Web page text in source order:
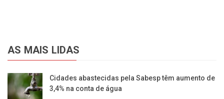
AS MAIS LIDAS
Cidades abastecidas pela Sabesp têm aumento de
3,4% na conta de água